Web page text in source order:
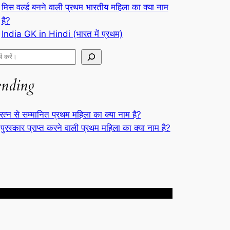
मिस वर्ल्ड बनने वाली प्रथम भारतीय महिला का क्या नाम
है?
India GK in Hindi (भारत में प्रथम)
से सम्मानित प्रथम महिला का क्या नाम है?
प्राप्त करने वाली प्रथम महिला का क्या नाम है?